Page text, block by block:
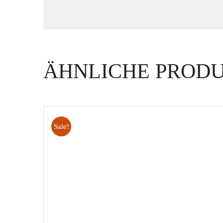
ÄHNLICHE
Sale!